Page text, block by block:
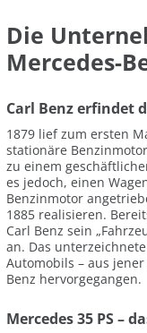
Die
Mercedes-
Carl Benz erfindet
1879 lief zum ersten
stationäre
zu einem
es jedoch, einen
Benzinmotor
1885 realisieren.
Carl Benz sein
an. Das
Automobils – aus
Benz hervorgegangen.
Mercedes 35 PS –